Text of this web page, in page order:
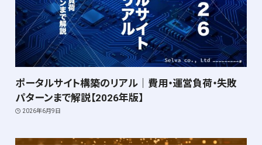
ポータルサイト構築のリアル｜費用・運営負荷・失敗
パターンまで解説【2026年版】
2026年6月9日